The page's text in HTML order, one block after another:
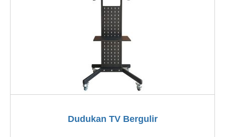
Dudukan TV Bergulir